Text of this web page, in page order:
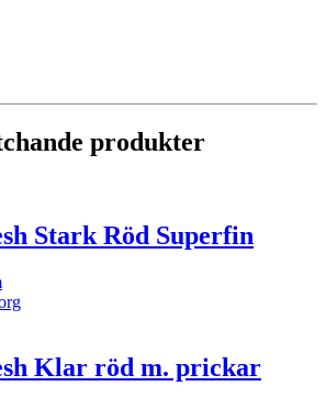
produkter
Stark Röd Superfin
Klar röd m. prickar